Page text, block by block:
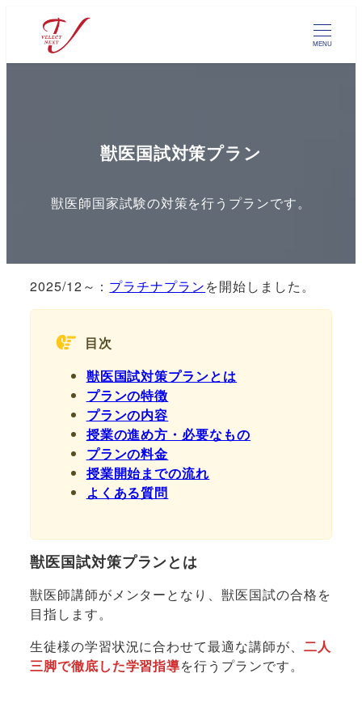
MENU
獣医国試対策プラン
獣医師国家試験の対策を行うプランです。
2025/12～： プラチナプランを開始しました。
目次
獣医国試対策プランとは
プランの特徴
プランの内容
授業の進め方・必要なもの
プランの料金
授業開始までの流れ
よくある質問
獣医国試対策プランとは
獣医師講師がメンターとなり、獣医国試の合格を
目指します。
生徒様の学習状況に合わせて最適な講師が、 二人
三脚で徹底した学習指導を行うプランです。